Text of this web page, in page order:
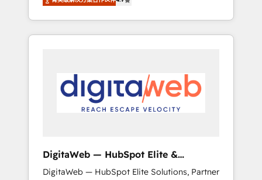
industries. With 150+ HubSpot-certified
experts, we deliver scalable solutions to
complex GTM and RevOps challenges. Our
smooth setup tailored to your GTM motion.
🔹 Migrations: Move from other CRMs to
HubSpot without data loss or downtime. 🔹
stack for better adoption. 🔹 Custom
Solutions: Build tailored apps, workflows, and
DigitaWeb — HubSpot Elite &
Intégrations ERP
DigitaWeb — HubSpot Elite Solutions, Partner